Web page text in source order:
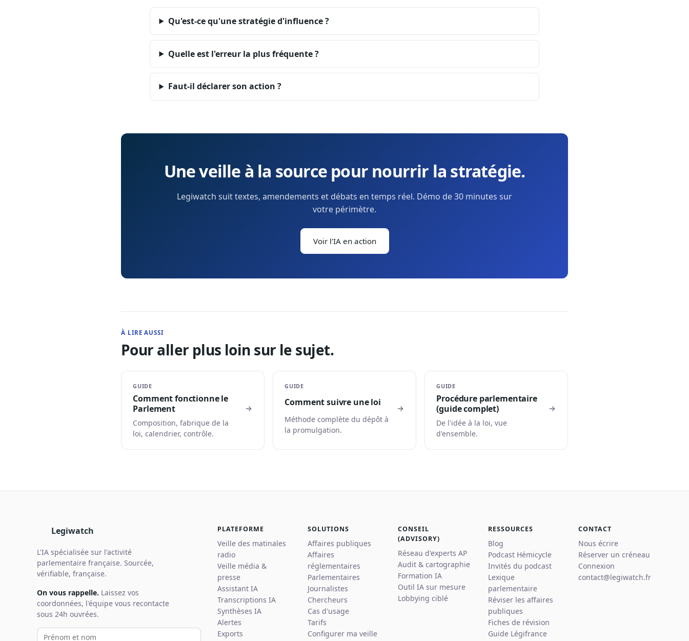
Qu'est-ce qu'une stratégie d'influence ?
Quelle est l'erreur la plus fréquente ?
Faut-il déclarer son action ?
Une veille à la source pour nourrir la stratégie.
Legiwatch suit textes, amendements et débats en temps réel. Démo de 30 minutes sur
votre périmètre.
Voir l'IA en action
À LIRE AUSSI
Pour aller plus loin sur le sujet.
GUIDE
Comment fonctionne le
Parlement
Composition, fabrique de la
loi, calendrier, contrôle.
GUIDE
Comment suivre une loi
Méthode complète du dépôt à
la promulgation.
GUIDE
Procédure parlementaire
(guide complet)
De l'idée à la loi, vue
d'ensemble.
Legiwatch
L'IA spécialisée sur l'activité
parlementaire française. Sourcée,
vérifiable, française.
On vous rappelle. Laissez vos
coordonnées, l'équipe vous recontacte
sous 24h ouvrées.
Votre prénom et nom
Votre email
Votre téléphone
PLATEFORME
Veille des matinales
radio
Veille média &
presse
Assistant IA
Transcriptions IA
Synthèses IA
Alertes
Exports
SOLUTIONS
Affaires publiques
Affaires
réglementaires
Parlementaires
Journalistes
Chercheurs
Cas d'usage
Tarifs
Configurer ma veille
CONSEIL
(ADVISORY)
Réseau d'experts AP
Audit & cartographie
Formation IA
Outil IA sur mesure
Lobbying ciblé
RESSOURCES
Blog
Podcast Hémicycle
Invités du podcast
Lexique
parlementaire
Réviser les affaires
publiques
Fiches de révision
Guide Légifrance
CONTACT
Nous écrire
Réserver un créneau
Connexion
contact@legiwatch.fr